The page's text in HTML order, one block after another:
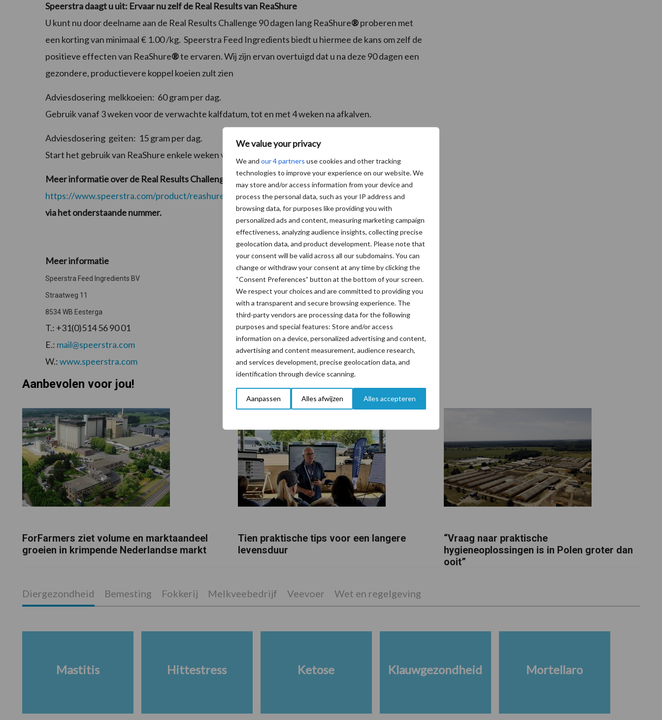
We value your privacy
We and our 4 partners use cookies and other tracking
technologies to improve your experience on our website. We
may store and/or access information from your device and
process the personal data, such as your IP address and
browsing data, for purposes like providing you with
personalized ads and content, measuring marketing campaign
effectiveness, analyzing audience insights, collecting precise
geolocation data, and product development. Please note that
your consent will be valid across all our subdomains. You can
change or withdraw your consent at any time by clicking the
“Consent Preferences” button at the bottom of your screen.
We respect your choices and are committed to providing you
with a transparent and secure browsing experience. The
third-party vendors are processing data for the following
purposes and special features: Store and/or access
information on a device, personalized advertising and content,
advertising and content measurement, audience research,
and services development, precise geolocation data, and
identification through device scanning.
Aanpassen Alles afwijzen Alles accepteren
Speerstra daagt u uit: Ervaar nu zelf de Real Results van ReaShure
U kunt nu door deelname aan de Real Results Challenge 90 dagen lang ReaShure®proberen met
een korting van minimaal € 1.00 /kg. Speerstra Feed Ingredients biedt u hiermee de kans om zelf de
positieve effecten van ReaShure®te ervaren. Wij zijn ervan overtuigd dat u na deze 90 dagen een
gezondere, productievere koppel koeien zult zien
Adviesdosering melkkoeien: 60 gram per dag.
Gebruik vanaf 3 weken voor de verwachte kalfdatum, tot en met 4 weken na afkalven.
Adviesdosering geiten: 15 gram per dag.
Start het gebruik van ReaShure enkele weken voorafgaand aan de lammerperiode.
Meer informatie over de Real Results Challenge kunt u vinden op onze website
https://www.speerstra.com/product/reashure.html.Ook kunt u gerust contact met ons opnemen
via het onderstaande nummer.
Meer informatie
Speerstra Feed Ingredients BV
Straatweg 11
8534 WB Eesterga
T.: +31(0)514 56 90 01
E.: mail@speerstra.com
W.:www.speerstra.com
Aanbevolen voor jou!
ForFarmers ziet volume en marktaandeel
groeien in krimpende Nederlandse markt
Tien praktische tips voor een langere
levensduur
“Vraag naar praktische
hygieneoplossingen is in Polen groter dan
ooit”
Diergezondheid Bemesting Fokkerij Melkveebedrijf Veevoer Wet en regelgeving
Mastitis Hittestress Ketose Klauwgezondheid Mortellaro